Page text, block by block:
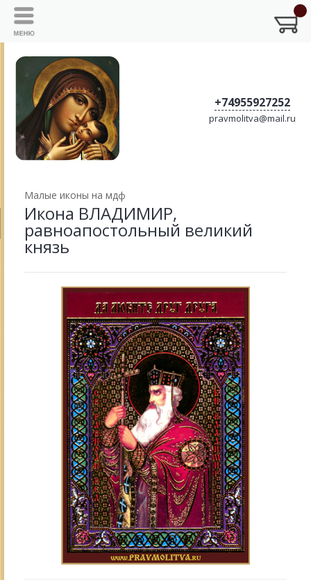
+74955927252
pravmolitva@mail.ru
Малые иконы на мдф
Икона ВЛАДИМИР,
равноапостольный великий
князь